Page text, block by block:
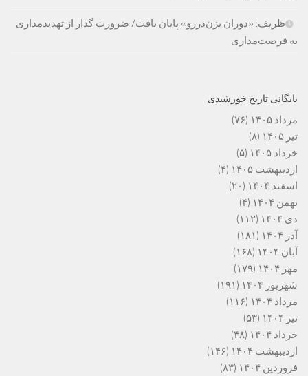
ظریف: «دوران بزن‌دررو» پایان یافت/ ضرورت گذار از تهدیدمداری
به فرصت‌مداری
بایگانی تاریخ خورشیدی
مرداد ۱۴۰۵
(۷۶)
تیر ۱۴۰۵
(۸)
خرداد ۱۴۰۵
(۵)
اردیبهشت ۱۴۰۵
(۴)
اسفند ۱۴۰۴
(۲۰)
بهمن ۱۴۰۴
(۴)
دی ۱۴۰۴
(۱۱۲)
آذر ۱۴۰۴
(۱۸۱)
آبان ۱۴۰۴
(۱۶۸)
مهر ۱۴۰۴
(۱۷۹)
شهریور ۱۴۰۴
(۱۹۱)
مرداد ۱۴۰۴
(۱۱۶)
تیر ۱۴۰۴
(۵۳)
خرداد ۱۴۰۴
(۴۸)
اردیبهشت ۱۴۰۴
(۱۴۶)
فروردین ۱۴۰۴
(۸۳)